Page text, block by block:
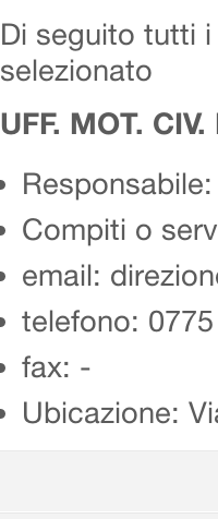
Di seguito tutti
selezionato
UFF. MOT.
Compiti o
email:
telefono:
fax: -
Ubicazione: